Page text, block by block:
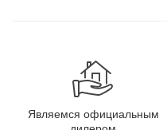
Являемся официальным